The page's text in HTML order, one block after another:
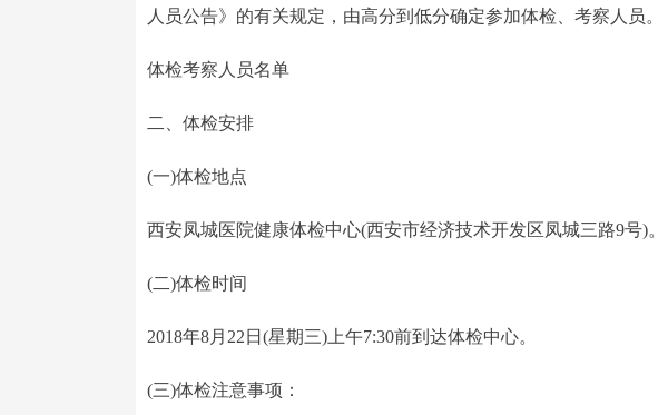
人员公告》的有关规定，由高分到低分确定参加体检、考察人员。
体检考察人员名单
二、体检安排
(一)体检地点
西安凤城医院健康体检中心(西安市经济技术开发区凤城三路9号)。
(二)体检时间
2018年8月22日(星期三)上午7:30前到达体检中心。
(三)体检注意事项：